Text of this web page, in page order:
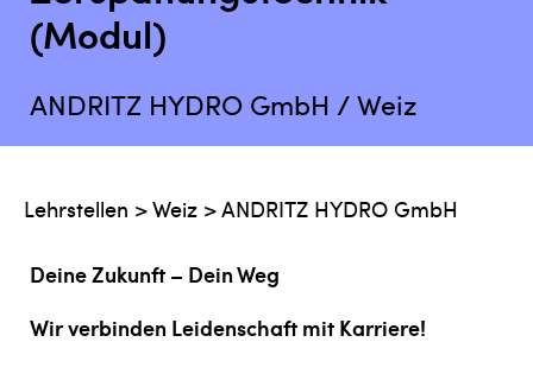
(Modul)
ANDRITZ HYDRO GmbH / Weiz
Lehrstellen >Weiz >ANDRITZ HYDRO GmbH
Deine Zukunft – Dein Weg
Wir verbinden Leidenschaft mit Karriere!